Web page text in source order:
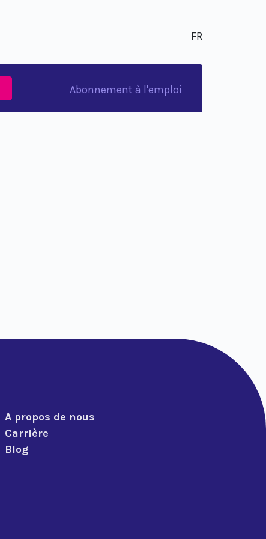
FR
Abonnement à l'emploi
A propos de nous
Carrière
Blog